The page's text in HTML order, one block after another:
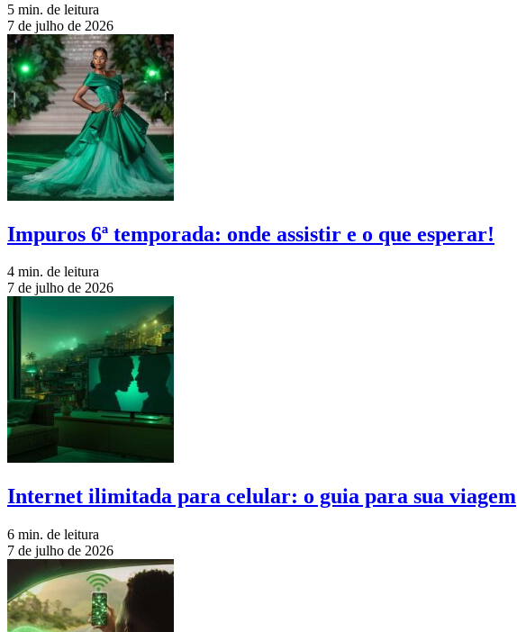
5 min. de leitura
7 de julho de 2026
Impuros 6ª temporada: onde assistir e o que esperar!
4 min. de leitura
7 de julho de 2026
Internet ilimitada para celular: o guia para sua viagem
6 min. de leitura
7 de julho de 2026